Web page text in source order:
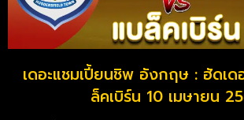
เดอะแชมเปี้ยนชิพ อังกฤษ : ฮัดเ
ล็คเบิร์น 10 เมษายน